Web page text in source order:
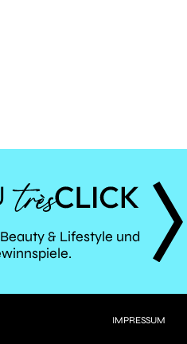
TRÈS
CLICK
& Lifestyle und
IMPRESSUM